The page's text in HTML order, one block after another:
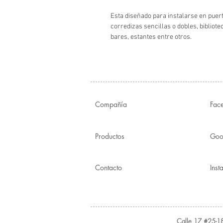
Esta diseñado para instalarse en
corredizas sencillas o dobles,
bares, estantes entre otros.
Compañía
Productos
Contacto
Calle 17 #25-